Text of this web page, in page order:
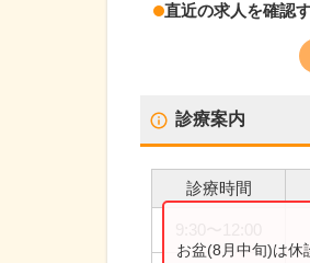
直近の求人を確認
診療案内
診療時間
お盆(8月中旬)は休